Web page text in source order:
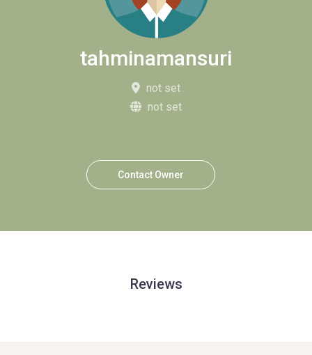
tahminamansuri
not set
not set
Contact Owner
Reviews